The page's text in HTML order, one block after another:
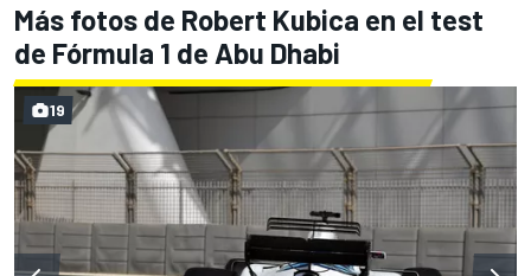
Más fotos de Robert Kubica en el test
de Fórmula 1 de Abu Dhabi
19